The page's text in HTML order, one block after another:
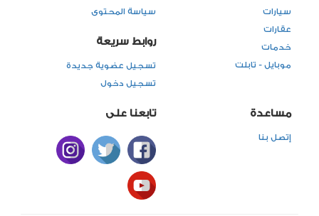
سيارات
عقارات
خدمات
موبايل - تابلت
سياسة المحتوى
روابط سريعة
تسجيل عضوية جديدة
تسجيل دخول
مساعدة
إتصل بنا
تابعنا على